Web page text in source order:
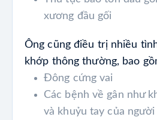
xương đầu gối
Ông cũng điều trị nhiều
khớp thông thường, bao
Đông cứng vai
Các bệnh về gân như
và khuỷu tay của